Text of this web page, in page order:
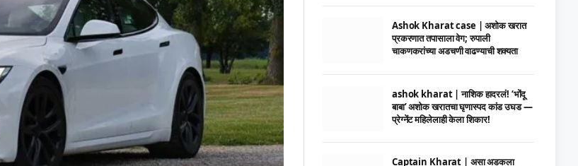
Ashok Kharat case | अशोक खरात
प्रकरणात तपासाला वेग; रुपाली
चाकणकरांच्या अडचणी वाढण्याची शक्यता
ashok kharat | नाशिक हादरलं! ‘भोंदू
बाबा’ अशोक खरातचा घृणास्पद कांड उघड —
प्रेग्नेंट महिलेलाही केला शिकार!
Captain Kharat | असा अडकला